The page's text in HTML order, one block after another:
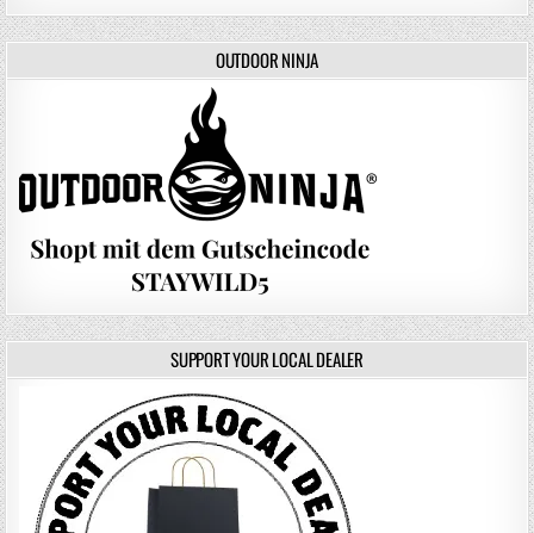
OUTDOOR NINJA
SUPPORT YOUR LOCAL DEALER